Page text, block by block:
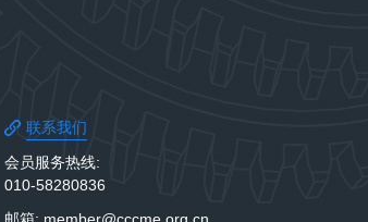
联系我们
会员服务热线:
010-58280836
邮箱: member@cccme.org.cn